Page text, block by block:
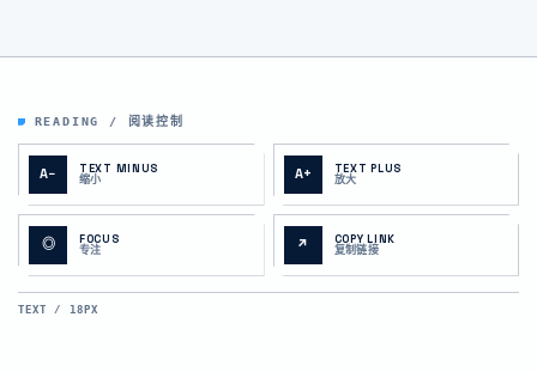
READING / 阅读控制
A− TEXT MINUS
缩小 A+ TEXT PLUS
放大
◎ FOCUS
专注 ↗ COPY LINK
复制链接
TEXT / 18PX